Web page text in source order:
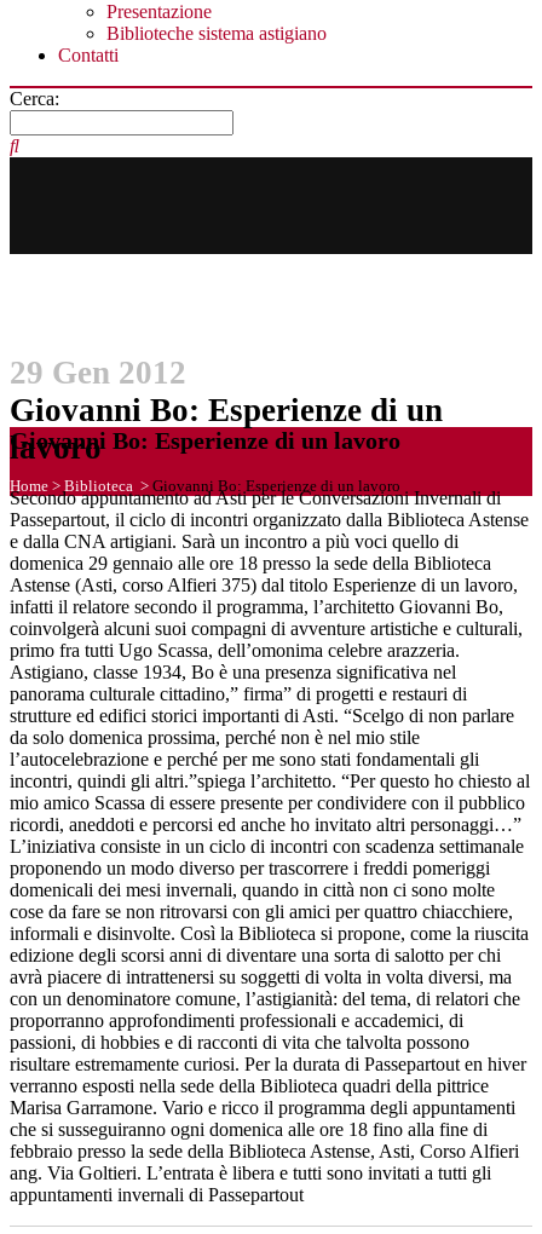
Presentazione
Biblioteche sistema astigiano
Contatti
Cerca:
Giovanni Bo: Esperienze di un lavoro
Home > Biblioteca > Giovanni Bo: Esperienze di un lavoro
29 Gen 2012
Giovanni Bo: Esperienze di un
lavoro
Secondo appuntamento ad Asti per le Conversazioni Invernali di
Passepartout, il ciclo di incontri organizzato dalla Biblioteca Astense
e dalla CNA artigiani. Sarà un incontro a più voci quello di
domenica 29 gennaio alle ore 18 presso la sede della Biblioteca
Astense (Asti, corso Alfieri 375) dal titolo Esperienze di un lavoro,
infatti il relatore secondo il programma, l’architetto Giovanni Bo,
coinvolgerà alcuni suoi compagni di avventure artistiche e culturali,
primo fra tutti Ugo Scassa, dell’omonima celebre arazzeria.
Astigiano, classe 1934, Bo è una presenza significativa nel
panorama culturale cittadino,” firma” di progetti e restauri di
strutture ed edifici storici importanti di Asti. “Scelgo di non parlare
da solo domenica prossima, perché non è nel mio stile
l’autocelebrazione e perché per me sono stati fondamentali gli
incontri, quindi gli altri.”spiega l’architetto. “Per questo ho chiesto al
mio amico Scassa di essere presente per condividere con il pubblico
ricordi, aneddoti e percorsi ed anche ho invitato altri personaggi…”
L’iniziativa consiste in un ciclo di incontri con scadenza settimanale
proponendo un modo diverso per trascorrere i freddi pomeriggi
domenicali dei mesi invernali, quando in città non ci sono molte
cose da fare se non ritrovarsi con gli amici per quattro chiacchiere,
informali e disinvolte. Così la Biblioteca si propone, come la riuscita
edizione degli scorsi anni di diventare una sorta di salotto per chi
avrà piacere di intrattenersi su soggetti di volta in volta diversi, ma
con un denominatore comune, l’astigianità: del tema, di relatori che
proporranno approfondimenti professionali e accademici, di
passioni, di hobbies e di racconti di vita che talvolta possono
risultare estremamente curiosi. Per la durata di Passepartout en hiver
verranno esposti nella sede della Biblioteca quadri della pittrice
Marisa Garramone. Vario e ricco il programma degli appuntamenti
che si susseguiranno ogni domenica alle ore 18 fino alla fine di
febbraio presso la sede della Biblioteca Astense, Asti, Corso Alfieri
ang. Via Goltieri. L’entrata è libera e tutti sono invitati a tutti gli
appuntamenti invernali di Passepartout